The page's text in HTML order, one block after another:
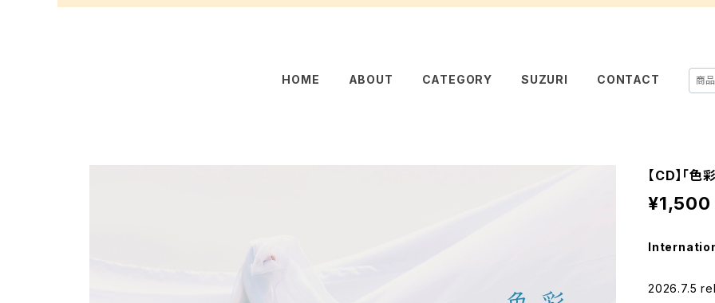
HOME ABOUT CATEGORY SUZURI CONTACT
【CD】「色
¥1,500
2026.7.5